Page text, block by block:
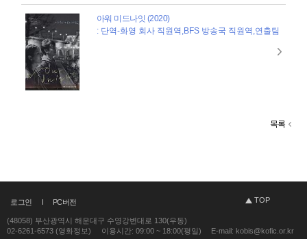
아워 미드나잇 (2020)
: 단역-화영 회사 직원역,BFS 방송국 직원역,연출팀
목록
로그인 PC버전 TOP
(48058) 부산광역시 해운대구 수영강변대로 130(우동)
02-6261-6573 (영화정보)
이용시간: 09:00 ~ 18:00(평일) E-mail: kobis@kofic.or.kr